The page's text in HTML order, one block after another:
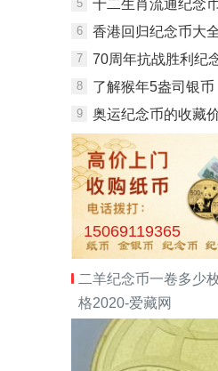
5 十二生肖流通纪念
6 香港回归纪念币大
7 70周年抗战胜利纪
8 了解猴年5盎司银
9 奥运纪念币的收藏
15069119365
二羊纪念币一卷多少
格2020-爱藏网